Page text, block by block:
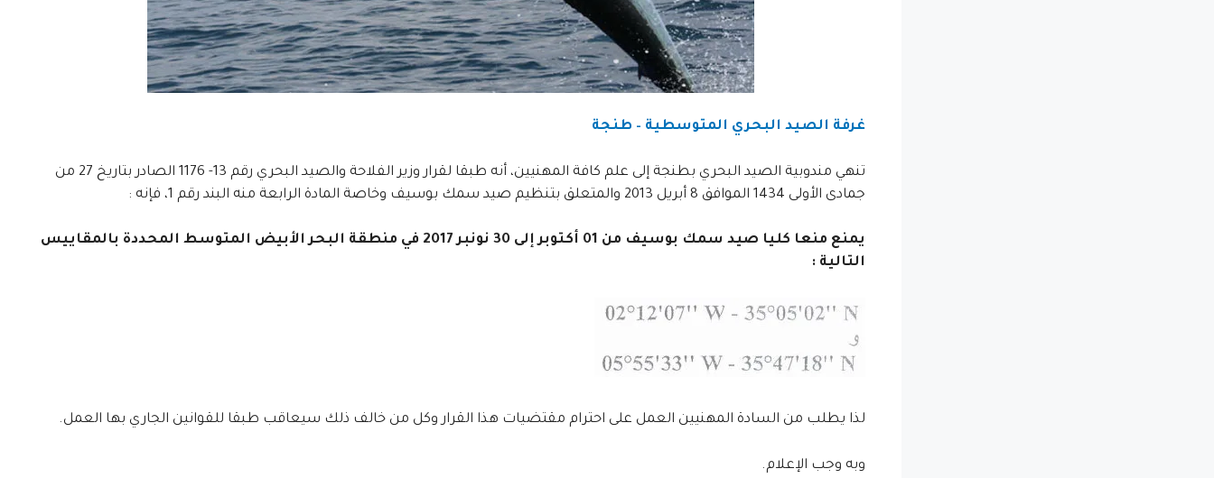
غرفة الصيد البحري المتوسطية – طنجة
تنهي مندوبية الصيد البحري بطنجة إلى علم كافة المهنيين، أنه طبقا لقرار وزير الفلاحة والصيد البحري رقم 13- 1176 الصادر بتاريخ 27 من
جمادى الأولى 1434 الموافق 8 أبريل 2013 والمتعلق بتنظيم صيد سمك بوسيف وخاصة المادة الرابعة منه البند رقم 1، فإنه :
يمنع منعا كليا صيد سمك بوسيف من 01 أكتوبر إلى 30 نونبر 2017 في منطقة البحر الأبيض المتوسط المحددة بالمقاييس
التالية :
لذا يطلب من السادة المهنيين العمل على احترام مقتضيات هذا القرار وكل من خالف ذلك سيعاقب طبقا للقوانين الجاري بها العمل.
وبه وجب الإعلام.